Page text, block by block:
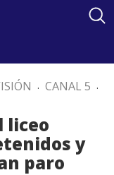
. CANAL 5 .
liceo
y
paro